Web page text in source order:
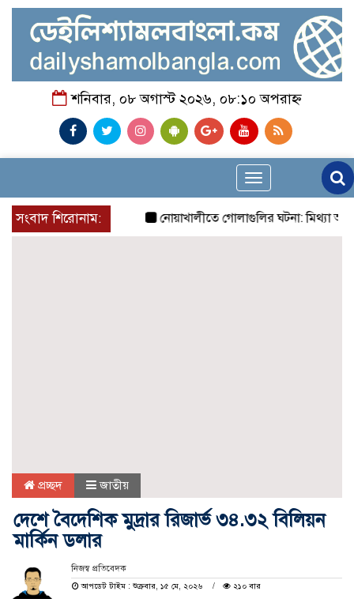
শনিবার, ০৮ অগাস্ট ২০২৬, ০৮:১০ অপরাহ্ন
Toggle
navigation
সংবাদ শিরোনাম:
নোয়াখালীতে গোলাগুলির ঘটনা: মিথ্যা
প্রচ্ছদ জাতীয়
দেশে বৈদেশিক মুদ্রার রিজার্ভ ৩৪.৩২ বিলিয়ন
মার্কিন ডলার
নিজস্ব প্রতিবেদক
আপডেট টাইম : শুক্রবার, ১৫ মে, ২০২৬
২১০ বার